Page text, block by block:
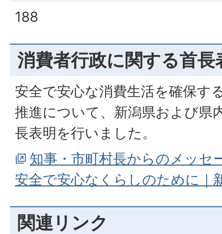
188
消費者行政に関する首長
安全で安心な消費生活を確保す
推進について、新潟県および県
長表明を行いました。
知事・市町村長からのメッ
安全で安心なくらしのために｜
関連リンク